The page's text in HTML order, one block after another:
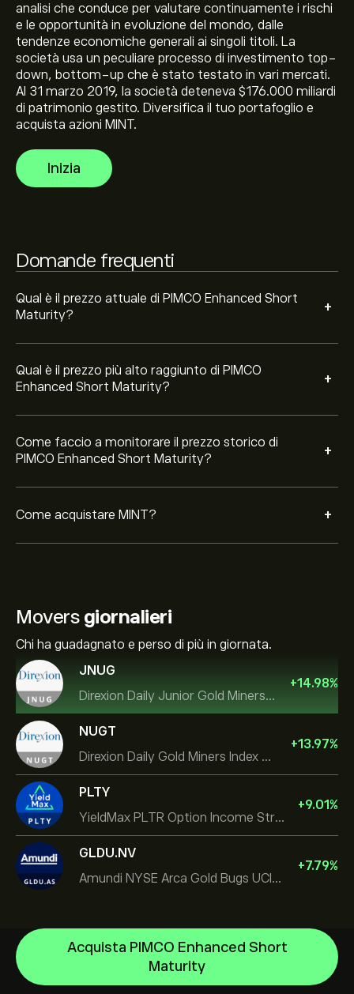
analisi che conduce per valutare continuamente i rischi
e le opportunità in evoluzione del mondo, dalle
tendenze economiche generali ai singoli titoli. La
società usa un peculiare processo di investimento top-
down, bottom-up che è stato testato in vari mercati.
Al 31 marzo 2019, la società deteneva $176.000 miliardi
di patrimonio gestito. Diversifica il tuo portafoglio e
acquista azioni MINT.
Inizia
Domande frequenti
Qual è il prezzo attuale di PIMCO Enhanced Short
Maturity?
+
Qual è il prezzo più alto raggiunto di PIMCO
Enhanced Short Maturity?
+
Il massimo storico di PIMCO Enhanced Short Maturity è
di 102.05‎$‎
Come faccio a monitorare il prezzo storico di
PIMCO Enhanced Short Maturity?
+
Seleziona l'intervallo di tempo "1D" o "1W" sul grafico di
storici di PIMCO Enhanced Short Maturity. Il prezzo di
PIMCO Enhanced Short Maturity è oscillato tra 0.36‎$‎
nel corso dell'ultimo anno.
Come acquistare MINT? +
Per acquistare MINT, visita la pagina "PIMCO Enhanced
anche effettuare un ordine per un acquisto MINT a un
prezzo specifico in futuro.
Movers giornalieri
Chi ha guadagnato e perso di più in giornata.
JNUG
Direxion Daily Junior Gold Miners Index Bull 2X ETF
+14.98%
NUGT
Direxion Daily Gold Miners Index Bull 2X ETF
+13.97%
PLTY
YieldMax PLTR Option Income Strategy ETF
+9.01%
GLDU.NV
Amundi NYSE Arca Gold Bugs UCITS ETF Dist
+7.79%
Acquista PIMCO Enhanced Short
Maturity
iShares TIPS 0-5 UCITS ETF
Invesco S&P 500 Equal Weight ETF